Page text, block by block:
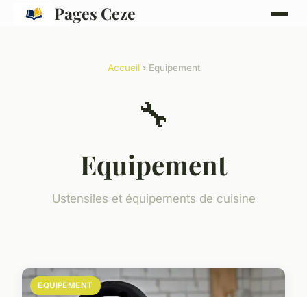
Pages Ceze
Accueil› Equipement
🔧
Equipement
Ustensiles et équipements de cuisine
EQUIPEMENT